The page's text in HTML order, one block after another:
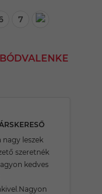
7
nagy leszek
szeretnék
kedves